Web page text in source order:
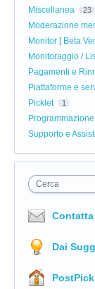
Miscellanea 23
Moderazione
Monitor [ Beta
Monitoraggio /
Pagamenti e
Piattaforme e
Picklet 1
Supporto e
Cerca
Dai